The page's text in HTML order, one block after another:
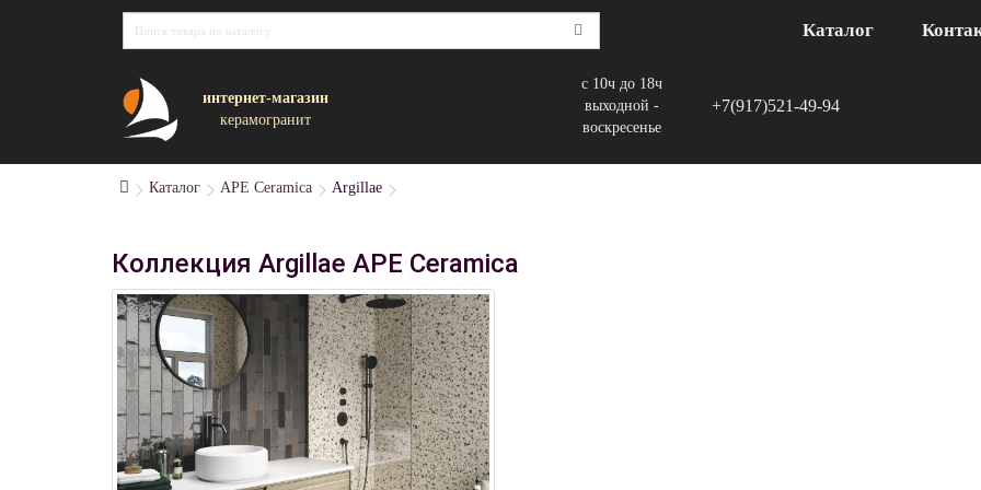
Каталог
интернет-магазин
керамогранит
с 10ч до 18ч
выходной -
воскресенье
+7(917)521-49-94
Каталог APE Ceramica Argillae
Коллекция Argillae APE Ceramica